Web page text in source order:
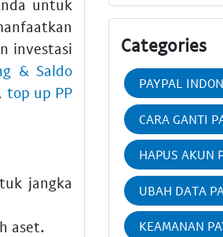
untuk
investasi
& Saldo
top up PP
jangka
aset.
Categories
PAYPAL
CARA GANTI
HAPUS AKUN
UBAH DATA
KEAMANAN